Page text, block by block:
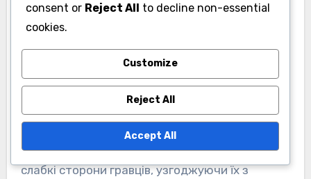
Як в’єтнамські команди
стратегії позицій
В’єтнамські команди можуть оптимізувати
стратегії позицій гравців, аналізуючи сильні та
слабкі сторони гравців, узгоджуючи їх з
consent or Reject All to decline non-essential
cookies.
Customize
Reject All
Accept All